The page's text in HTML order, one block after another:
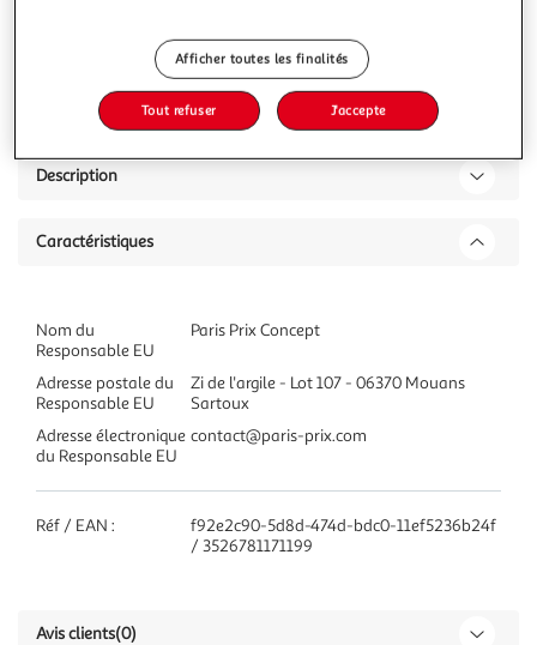
Description
Caractéristiques
Nom du
Responsable EU
Paris Prix Concept
Adresse postale du
Responsable EU
Zi de l'argile - Lot 107 - 06370 Mouans
Sartoux
Adresse électronique
du Responsable EU
contact@paris-prix.com
Réf / EAN :
f92e2c90-5d8d-474d-bdc0-11ef5236b24f
/ 3526781171199
Avis clients(0)
Afficher toutes les finalités
Tout refuser J'accepte